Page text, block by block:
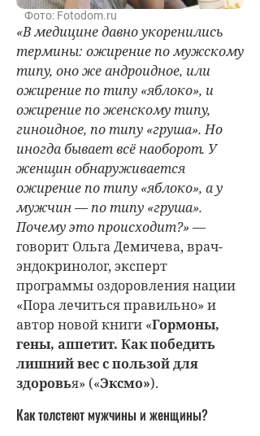
Фото: Fotodom.ru
«В медицине давно укоренились
термины: ожирение по мужскому
типу, оно же андроидное, или
ожирение по типу «яблоко», и
ожирение по женскому типу,
гиноидное, по типу «груша». Но
иногда бывает всё наоборот. У
женщин обнаруживается
ожирение по типу «яблоко», а у
мужчин — по типу «груша».
Почему это происходит?» —
говорит Ольга Демичева, врач-
эндокринолог, эксперт
программы оздоровления нации
«Пора лечиться правильно» и
автор новой книги «Гормоны,
гены, аппетит. Как победить
лишний вес с пользой для
здоровья» («Эксмо»).
Как толстеют мужчины и женщины?